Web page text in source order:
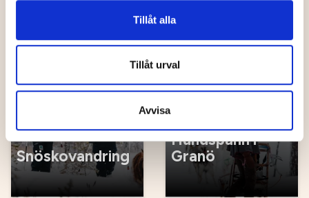
Tillåt alla
Tillåt urval
Avvisa
Äventyr, sport
Snöskovandring
Äventyr, sport
Hundspann i
Granö